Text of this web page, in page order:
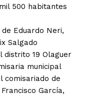
500 habitantes
Eduardo Neri,
Salgado
distrito 19 Olaguer
municipal
comisariado de
García,